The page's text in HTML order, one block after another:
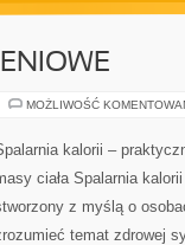
MOŻLIWOŚĆ
kalorii –
ciała Spalarnia
z myślą o
temat zdrowej